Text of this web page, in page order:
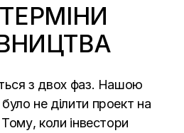
з двох фаз. Нашою
не ділити проект на
коли інвестори